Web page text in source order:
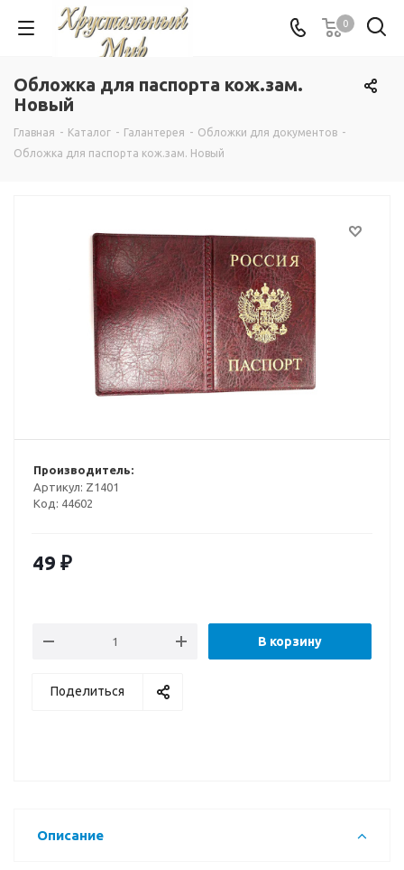
0
Обложка для паспорта кож.зам.
Новый
Главная - Каталог - Галантерея - Обложки для документов -
Обложка для паспорта кож.зам. Новый
Производитель:
Артикул: Z1401
Код: 44602
49 ₽
В корзину
Поделиться
Описание